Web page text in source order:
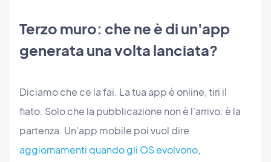
Terzo muro: che ne è di un'app
generata una volta lanciata?
Diciamo che ce la fai. La tua app è online, tiri il
fiato. Solo che la pubblicazione non è l'arrivo: è la
partenza. Un'app mobile poi vuol dire
aggiornamenti quando gli OS evolvono,